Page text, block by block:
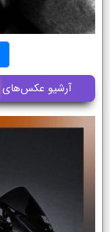
آرشیو عکس‌های